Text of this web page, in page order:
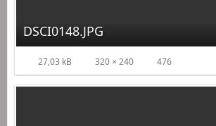
DSCI0148.JPG
27,03 kB 320 × 240 476